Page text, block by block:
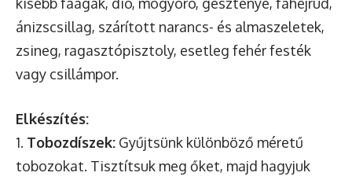
ánizscsillag, szárított narancs- és almaszeletek,
zsineg, ragasztópisztoly, esetleg fehér festék
vagy csillámpor.
Elkészítés:
1. Tobozdíszek: Gyűjtsünk különböző méretű
tobozokat. Tisztítsuk meg őket, majd hagyjuk